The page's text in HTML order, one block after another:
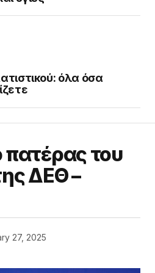
όλα όσα
του
ΔΕΘ –
27, 2025